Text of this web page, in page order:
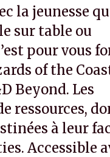
la jeunesse
sur table ou
pour vous
of the
Beyond. Les
ressources,
à leur
Accessible